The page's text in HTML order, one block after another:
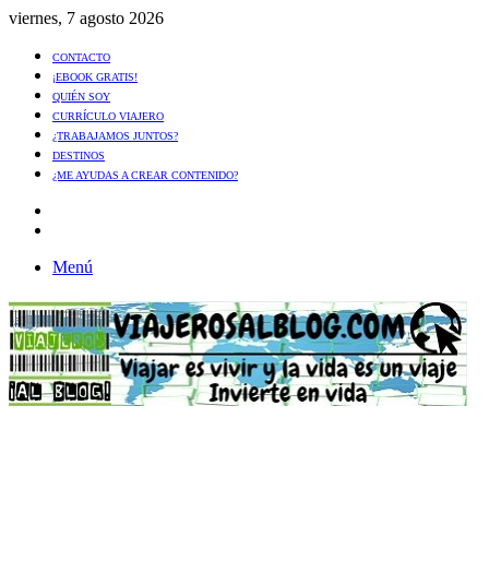
viernes, 7 agosto 2026
CONTACTO
¡EBOOK GRATIS!
QUIÉN SOY
CURRÍCULO VIAJERO
¿TRABAJAMOS JUNTOS?
DESTINOS
¿ME AYUDAS A CREAR CONTENIDO?
Menú